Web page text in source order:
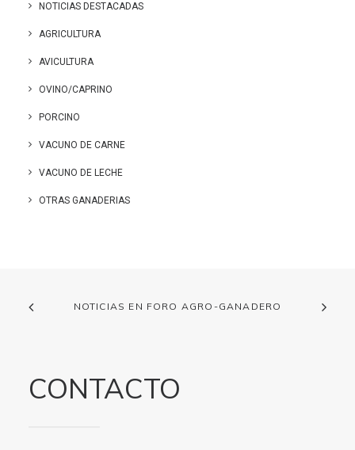
NOTICIAS DESTACADAS
AGRICULTURA
AVICULTURA
OVINO/CAPRINO
PORCINO
VACUNO DE CARNE
VACUNO DE LECHE
OTRAS GANADERIAS
NOTICIAS EN FORO AGRO-GANADERO
CONTACTO